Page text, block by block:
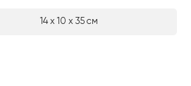
14 х 10 х 35 см